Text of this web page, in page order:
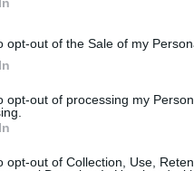
opt-out of the Sale of my
opt-out of processing my
opt-out of Collection, Use,
οι σκηνές
όμως η
σε συνέντευξη
σε σχέση με άλλη